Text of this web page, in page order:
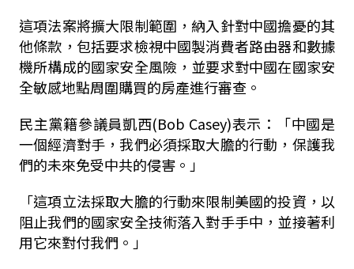
這項法案將擴大限制範圍，納入針對中國擔憂的其
他條款，包括要求檢視中國製消費者路由器和數據
機所構成的國家安全風險，並要求對中國在國家安
全敏感地點周圍購買的房產進行審查。
民主黨籍參議員凱西(Bob Casey)表示：「中國是
一個經濟對手，我們必須採取大膽的行動，保護我
們的未來免受中共的侵害。」
「這項立法採取大膽的行動來限制美國的投資，以
阻止我們的國家安全技術落入對手手中，並接著利
用它來對付我們。」